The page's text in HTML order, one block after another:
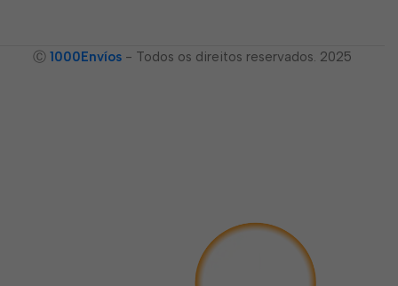
Ⓒ 1000Envíos - Todos os direitos reservados. 2025